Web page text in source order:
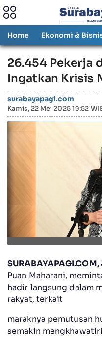
Home Ekonomi &
26.454 Pekerja
Ingatkan Krisis
surabayapagi.com
Kamis, 22 Mei 2025 19:52
Puan Maharani,
hadir langsung dalam
rakyat, terkait
maraknya pemutusan
semakin